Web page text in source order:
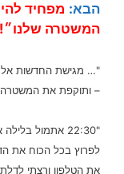
הבא: מפחיד
המשטרה שלנו״!
"… מגישת החדשות
– ותוקפת את
"22:30 אתמול
לפרוץ בכל הכוח את
את הטלפון ורצתי